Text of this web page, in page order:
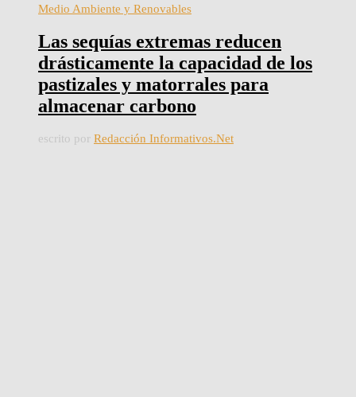
Medio Ambiente y Renovables
Las sequías extremas reducen
drásticamente la capacidad de los
pastizales y matorrales para
almacenar carbono
escrito por Redacción Informativos.Net